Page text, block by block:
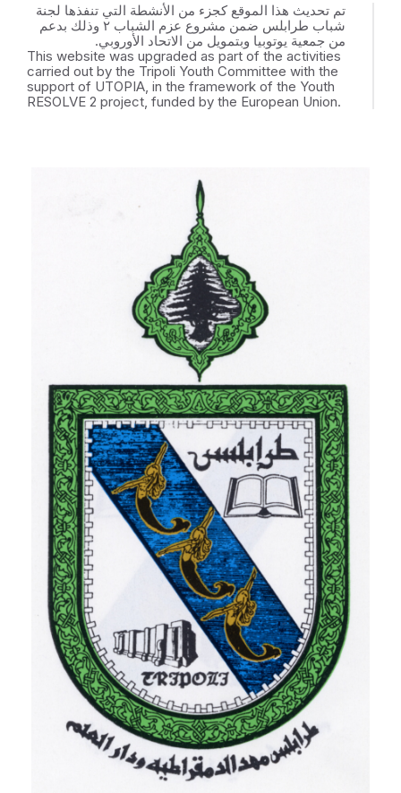
تم تحديث هذا الموقع كجزء من الأنشطة التي تنفذها لجنة
شباب طرابلس ضمن مشروع عزم الشباب ٢ وذلك بدعم
من جمعية يوتوبيا وبتمويل من الاتحاد الأوروبي.
This website was upgraded as part of the activities
carried out by the Tripoli Youth Committee with the
support of UTOPIA, in the framework of the Youth
RESOLVE 2 project, funded by the European Union.